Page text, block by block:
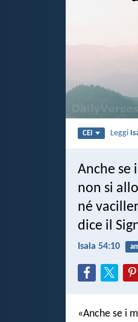
CEI Leggi
Anche se
non si
né
dice il
Isaia 54:10
«Anche se i